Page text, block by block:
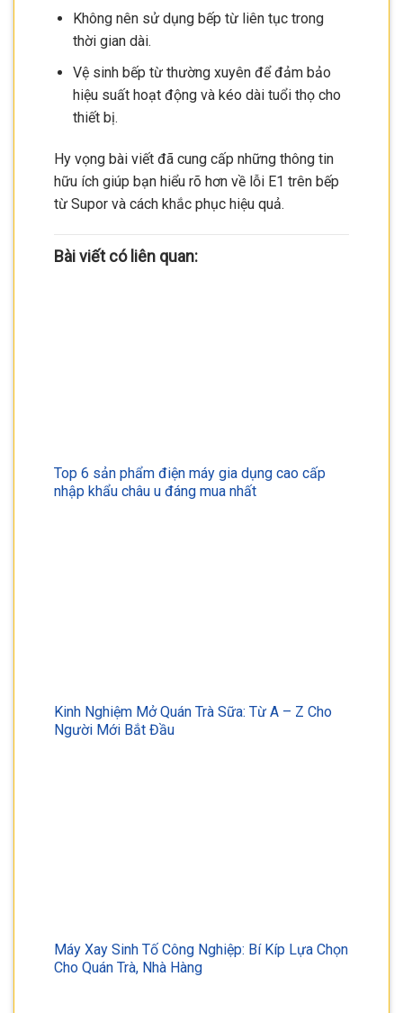
Không nên sử dụng bếp từ liên tục trong
thời gian dài.
Vệ sinh bếp từ thường xuyên để đảm bảo
hiệu suất hoạt động và kéo dài tuổi thọ cho
thiết bị.
Hy vọng bài viết đã cung cấp những thông tin
hữu ích giúp bạn hiểu rõ hơn về lỗi E1 trên bếp
từ Supor và cách khắc phục hiệu quả.
Bài viết có liên quan:
Top 6 sản phẩm điện máy gia dụng cao cấp
nhập khẩu châu u đáng mua nhất
Kinh Nghiệm Mở Quán Trà Sữa: Từ A – Z Cho
Người Mới Bắt Đầu
Máy Xay Sinh Tố Công Nghiệp: Bí Kíp Lựa Chọn
Cho Quán Trà, Nhà Hàng